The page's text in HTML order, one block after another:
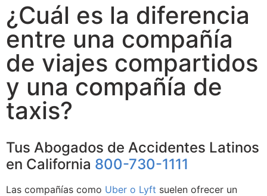
¿Cuál es la diferencia
entre una compañía
de viajes compartidos
y una compañía de
taxis?
Tus Abogados de Accidentes Latinos
en California 800-730-1111
Las compañías como Uber o Lyft suelen ofrecer un